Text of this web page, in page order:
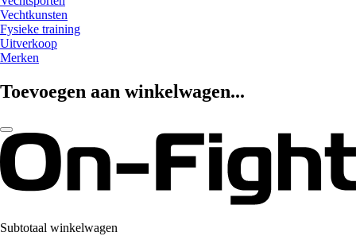
Vechtkunsten
Fysieke training
Uitverkoop
Merken
Toevoegen aan winkelwagen...
Subtotaal winkelwagen